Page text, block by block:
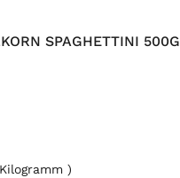
SPAGHETTINI 500G
)